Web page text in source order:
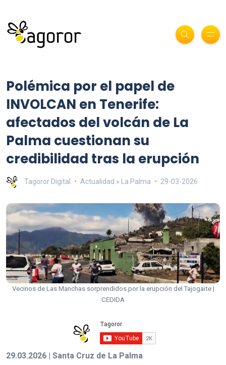
Polémica por el papel de
INVOLCAN en Tenerife:
afectados del volcán de La
Palma cuestionan su
credibilidad tras la erupción
Tagoror Digital Actualidad » La Palma 29-03-2026
Vecinos de Las Manchas sorprendidos por la erupción del Tajogaite |
CEDIDA
29.03.2026 | Santa Cruz de La Palma